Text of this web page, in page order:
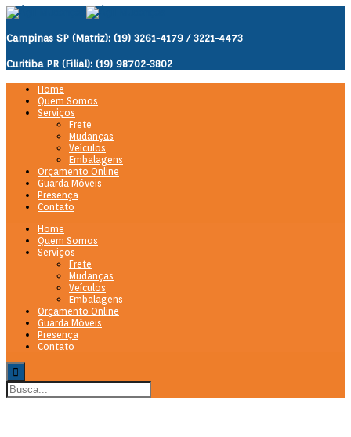
Campinas SP (Matriz): (19) 3261-4179 / 3221-4473
Curitiba PR (Filial): (19) 98702-3802
Home
Quem Somos
Serviços
Frete
Mudanças
Veículos
Embalagens
Orçamento Online
Guarda Móveis
Presença
Contato
Home
Quem Somos
Serviços
Frete
Mudanças
Veículos
Embalagens
Orçamento Online
Guarda Móveis
Presença
Contato